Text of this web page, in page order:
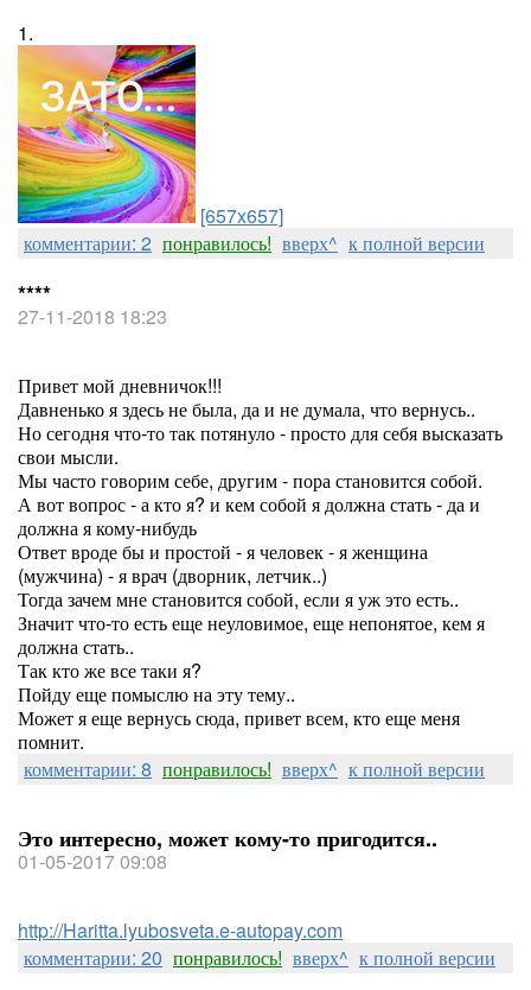
1.
[657x657]
комментарии: 2 понравилось! вверх^ к полной версии
****
27-11-2018 18:23
Привет мой дневничок!!!
Давненько я здесь не была, да и не думала, что вернусь..
Но сегодня что-то так потянуло - просто для себя высказать
свои мысли.
Мы часто говорим себе, другим - пора становится собой.
А вот вопрос - а кто я? и кем собой я должна стать - да и
должна я кому-нибудь
Ответ вроде бы и простой - я человек - я женщина
(мужчина) - я врач (дворник, летчик..)
Тогда зачем мне становится собой, если я уж это есть..
Значит что-то есть еще неуловимое, еще непонятое, кем я
должна стать..
Так кто же все таки я?
Пойду еще помыслю на эту тему..
Может я еще вернусь сюда, привет всем, кто еще меня
помнит.
комментарии: 8 понравилось! вверх^ к полной версии
Это интересно, может кому-то пригодится..
01-05-2017 09:08
http://Haritta.lyubosveta.e-autopay.com
комментарии: 20 понравилось! вверх^ к полной версии